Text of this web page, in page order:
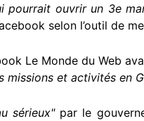
pourrait ouvrir un 3e
selon l’outil de
Le Monde du Web
missions et activités en
sérieux"par le